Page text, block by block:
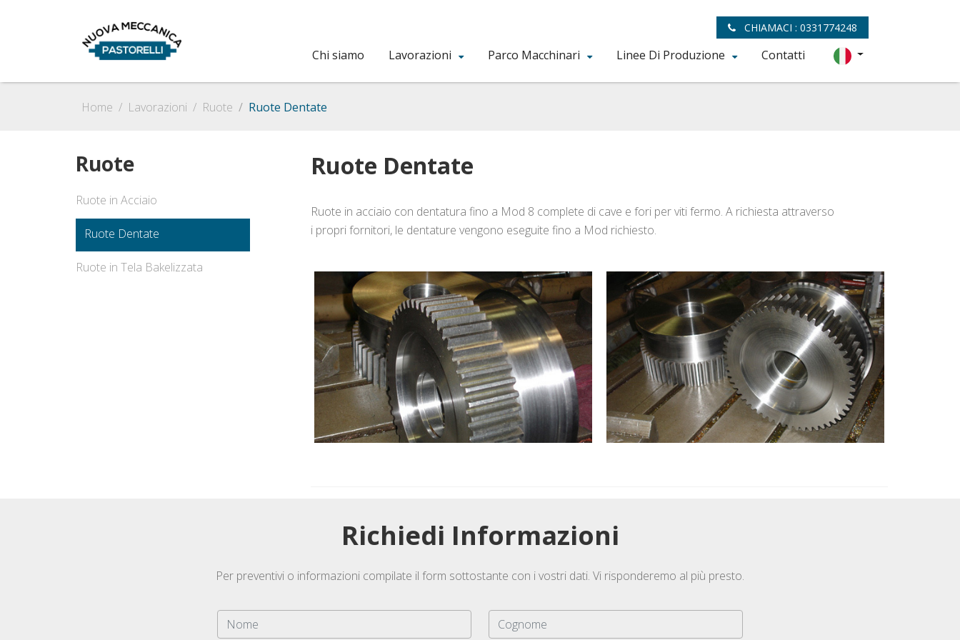
CHIAMACI : 0331774248
Chi siamo Lavorazioni Parco Macchinari Linee Di Produzione Contatti
Home Lavorazioni Ruote Ruote Dentate
Ruote
Ruote in Acciaio
Ruote Dentate
Ruote in Tela Bakelizzata
Ruote Dentate
Ruote in acciaio con dentatura fino a Mod 8 complete di cave e fori per viti fermo. A richiesta attraverso
i propri fornitori, le dentature vengono eseguite fino a Mod richiesto.
Richiedi Informazioni
Per preventivi o informazioni compilate il form sottostante con i vostri dati. Vi risponderemo al più presto.